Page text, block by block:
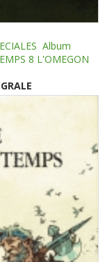
Album
8 L'OMEGON